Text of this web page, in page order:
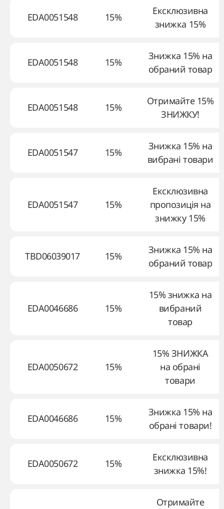
EDA0051548 15%
Ексклюзивна
знижка 15%
EDA0051548 15%
Знижка 15% на
обраний товар
EDA0051548 15%
Отримайте 15%
ЗНИЖКУ!
EDA0051547 15%
Знижка 15% на
вибрані товари
EDA0051547 15%
Ексклюзивна
пропозиція на
знижку 15%
TBD06039017 15%
Знижка 15% на
обраний товар
EDA0046686 15%
15% знижка на
вибраний
товар
EDA0050672 15%
15% ЗНИЖКА
на обрані
товари
EDA0046686 15%
Знижка 15% на
обрані товари!
EDA0050672 15%
Ексклюзивна
знижка 15%!
Отримайте